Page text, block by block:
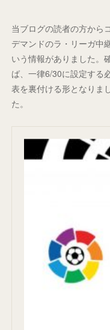
当ブログの読者の方から
デマンドのラ・リーガ中
いう情報がありました。
ば、一律6/30に設定する
表を裏付ける形となりま
た。